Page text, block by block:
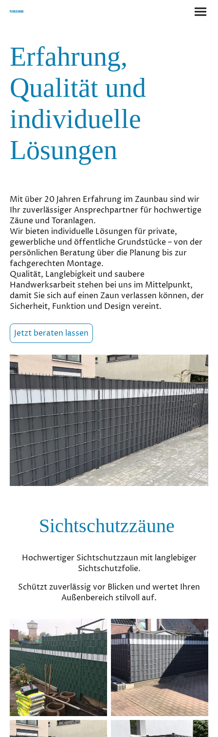
Pusan Zaunbau
Erfahrung,
Qualität und
individuelle
Lösungen
Mit über 20 Jahren Erfahrung im Zaunbau sind wir
Ihr zuverlässiger Ansprechpartner für hochwertige
Zäune und Toranlagen.
Wir bieten individuelle Lösungen für private,
gewerbliche und öffentliche Grundstücke – von der
persönlichen Beratung über die Planung bis zur
fachgerechten Montage.
Qualität, Langlebigkeit und saubere
Handwerksarbeit stehen bei uns im Mittelpunkt,
damit Sie sich auf einen Zaun verlassen können, der
Sicherheit, Funktion und Design vereint.
Jetzt beraten lassen
Sichtschutzzäune
Hochwertiger Sichtschutzzaun mit langlebiger
Sichtschutzfolie.
Schützt zuverlässig vor Blicken und wertet Ihren
Außenbereich stilvoll auf.